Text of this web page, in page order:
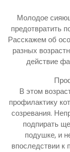
Молодое
предотвратить
Расскажем об
разных
действие
В этом
профилактику
созревания.
подпирать
подушке, и
впоследствии